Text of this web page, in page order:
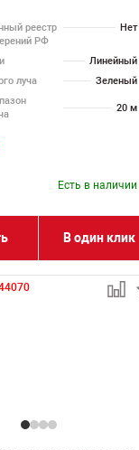
реестр
РФ
Нет
Линейный
луча
Зеленый
20 м
Есть в наличии
В один клик